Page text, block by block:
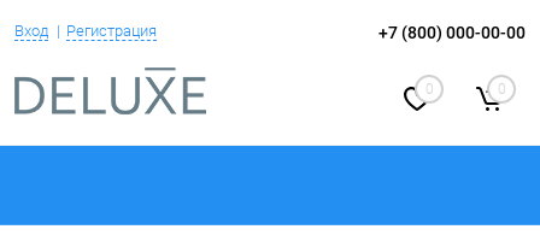
Вход Регистрация +7 (800) 000-00-00
0 0